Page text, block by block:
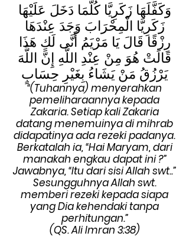
وَكَفَّلَهَا زَكَرِيَّا كُلَّمَا دَخَلَ عَلَيْهَا
زَكَرِيَّا الْمِحْرَابَ وَجَدَ عِنْدَهَا
رِزْقًا قَالَ يَا مَرْيَمُ أَنَّى لَكِ هَذَا
قَالَتْ هُوَ مِنْ عِنْدِ اللَّهِ إِنَّ اللَّهَ
يَرْزُقُ مَنْ يَشَاءُ بِغَيْرِ حِسَابٍ
“(Tuhannya) menyerahkan
pemeliharaannya kepada
Zakaria. Setiap kali Zakaria
datang menemuinya di mihrab
didapatinya ada rezeki padanya.
Berkatalah ia, “Hai Maryam, dari
manakah engkau dapat ini ?”
Jawabnya, “Itu dari sisi Allah swt..”
Sesungguhnya Allah swt.
memberi rezeki kepada siapa
yang Dia kehendaki tanpa
perhitungan.”
(QS. Ali Imran 3:38)